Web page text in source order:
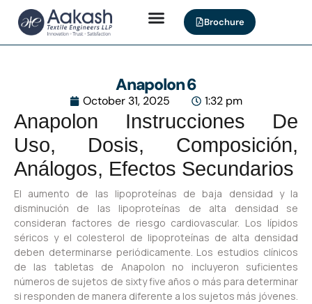
Brochure
Anapolon 6
October 31, 2025 1:32 pm
Anapolon Instrucciones De
Uso, Dosis, Composición,
Análogos, Efectos Secundarios
El aumento de las lipoproteínas de baja densidad y la
disminución de las lipoproteínas de alta densidad se
consideran factores de riesgo cardiovascular. Los lípidos
séricos y el colesterol de lipoproteínas de alta densidad
deben determinarse periódicamente. Los estudios clínicos
de las tabletas de Anapolon no incluyeron suficientes
números de sujetos de sixty five años o más para determinar
si responden de manera diferente a los sujetos más jóvenes.